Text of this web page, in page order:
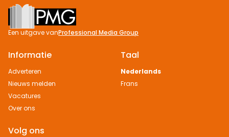
Footer
Een uitgave vanProfessional Media Group
Informatie
Adverteren
Nieuws melden
Vacatures
Over ons
Taal
Nederlands
Frans
Volg ons